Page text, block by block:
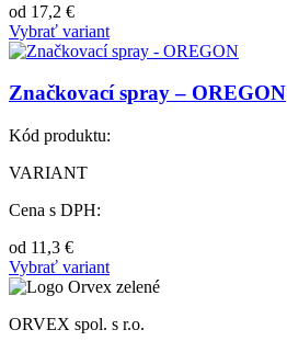
od 17,2 €
Vybrať variant
Značkovací spray – OREGON
Kód produktu:
VARIANT
Cena s DPH:
od 11,3 €
Vybrať variant
ORVEX spol. s r.o.